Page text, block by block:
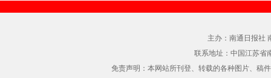
主办：南通日报社
联系地址：中国江苏省
免责声明：本网站所刊登、转载的各种图片、稿